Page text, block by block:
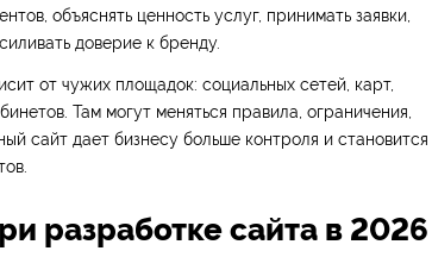
объяснять ценность услуг, принимать заявки,
доверие к бренду.
от чужих площадок: социальных сетей, карт,
Там могут меняться правила, ограничения,
сайт дает бизнесу больше контроля и становится
разработке сайта в 2026